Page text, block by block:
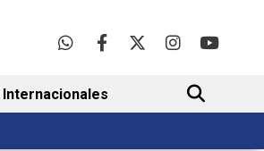
Internacionales